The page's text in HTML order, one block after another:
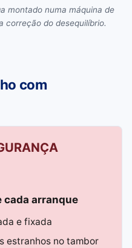
montado numa máquina de
correção do desequilíbrio.
com
cada arranque
e fixada
estranhos no tambor